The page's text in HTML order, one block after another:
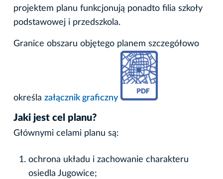
projektem planu funkcjonują ponadto filia szkoły
podstawowej i przedszkola.
Granice obszaru objętego planem szczegółowo
określa załącznik graficzny
Jaki jest cel planu?
Głównymi celami planu są:
ochrona układu i zachowanie charakteru
osiedla Jugowice;